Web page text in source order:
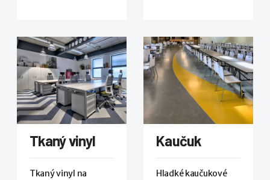
Tkaný vinyl
Tkaný vinyl na
Kaučuk
Hladké kaučukové